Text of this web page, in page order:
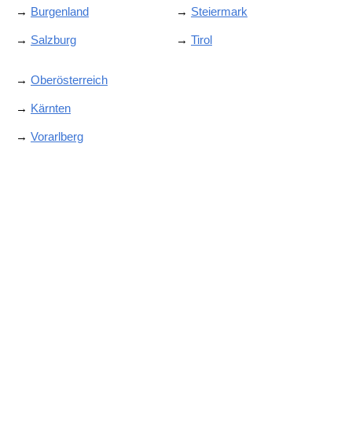
→ Burgenland
→ Salzburg
→ Steiermark
→ Tirol
→ Oberösterreich
→ Kärnten
→ Vorarlberg